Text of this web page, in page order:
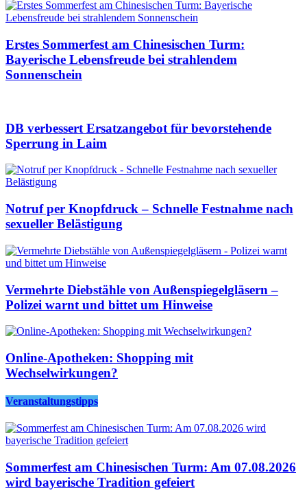
Erstes Sommerfest am Chinesischen Turm:
Bayerische Lebensfreude bei strahlendem
Sonnenschein
DB verbessert Ersatzangebot für bevorstehende
Sperrung in Laim
Notruf per Knopfdruck – Schnelle Festnahme nach
sexueller Belästigung
Vermehrte Diebstähle von Außenspiegelgläsern –
Polizei warnt und bittet um Hinweise
Online-Apotheken: Shopping mit
Wechselwirkungen?
Veranstaltungstipps
Sommerfest am Chinesischen Turm: Am 07.08.2026
wird bayerische Tradition gefeiert